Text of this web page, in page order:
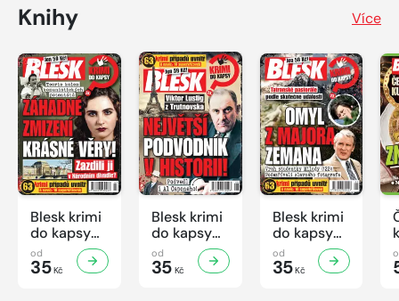
Knihy Více
Blesk krimi
do kapsy
č.7/2026
od
35Kč
Blesk krimi
do kapsy
č.6/2026
od
35Kč
Blesk krimi
do kapsy
č.5/2026
od
35Kč